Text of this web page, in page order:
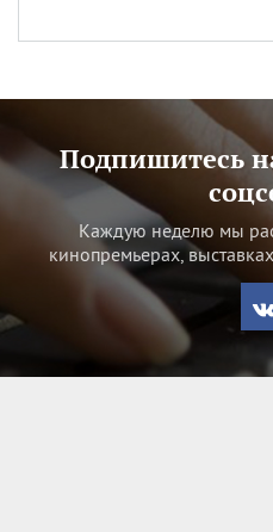
Подпишитесь
Каждую неделю мы
кинопремьерах,